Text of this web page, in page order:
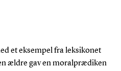
et eksempel fra leksikonet
ældre gav en moralprædiken